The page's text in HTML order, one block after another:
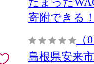
寄附できる！
（0
島根県安来市